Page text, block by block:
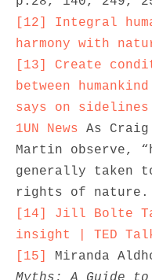
[12]
Integral
harmony with
[13]
Create
between
says on
1UN News As Craig
Martin observe,
generally taken
[14]
Jill Bolte
insight | TED
[15]
Miranda